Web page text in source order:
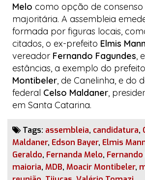
Melo como opção de
majoritária. A assembleia
formada por figuras locais,
citados, o ex-prefeito Elmis
vereador Fernando Fagundes,
estâncias, a exemplo do prefeito
Montibeler, de Canelinha, e do
federal Celso Maldaner,
em Santa Catarina.
Tags: assembleia, candidatura,
Maldaner, Edson Bayer, Elmis
Geraldo, Fernanda Melo,
maioria, MDB, Moacir Montibeler,